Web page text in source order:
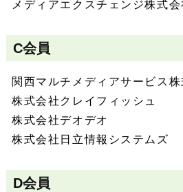
メディアエクスチェンジ株式会
C会員
関西マルチメディアサービス株
株式会社クレイフィッシュ
株式会社デオデオ
株式会社日立情報システムズ
D会員